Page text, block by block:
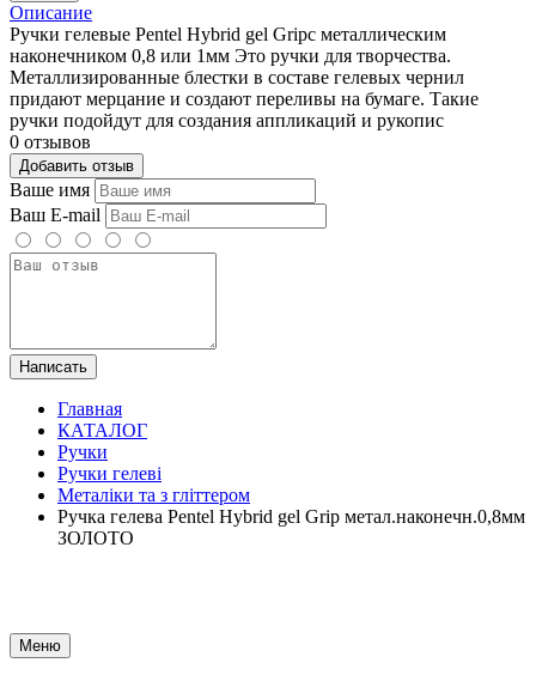
Описание
Ручки гелевые Pentel Hybrid gel Gripс металлическим
наконечником 0,8 или 1мм Это ручки для творчества.
Металлизированные блестки в составе гелевых чернил
придают мерцание и создают переливы на бумаге. Такие
ручки подойдут для создания аппликаций и рукопис
0 отзывов
Добавить отзыв
Ваше имя
Ваш E-mail
Написать
Главная
КАТАЛОГ
Ручки
Ручки гелеві
Металіки та з гліттером
Ручка гелева Pentel Hybrid gel Grip метал.наконечн.0,8мм
ЗОЛОТО
Меню